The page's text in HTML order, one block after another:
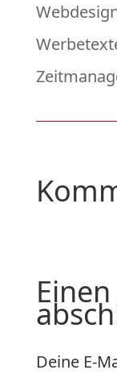
Deine E-